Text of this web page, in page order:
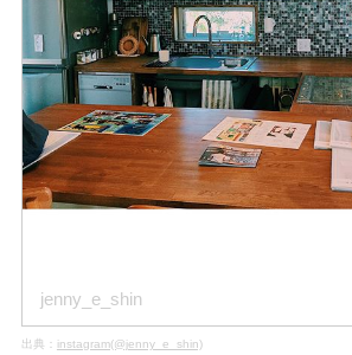
jenny_e_shin
出典： instagram(@jenny_e_shin)